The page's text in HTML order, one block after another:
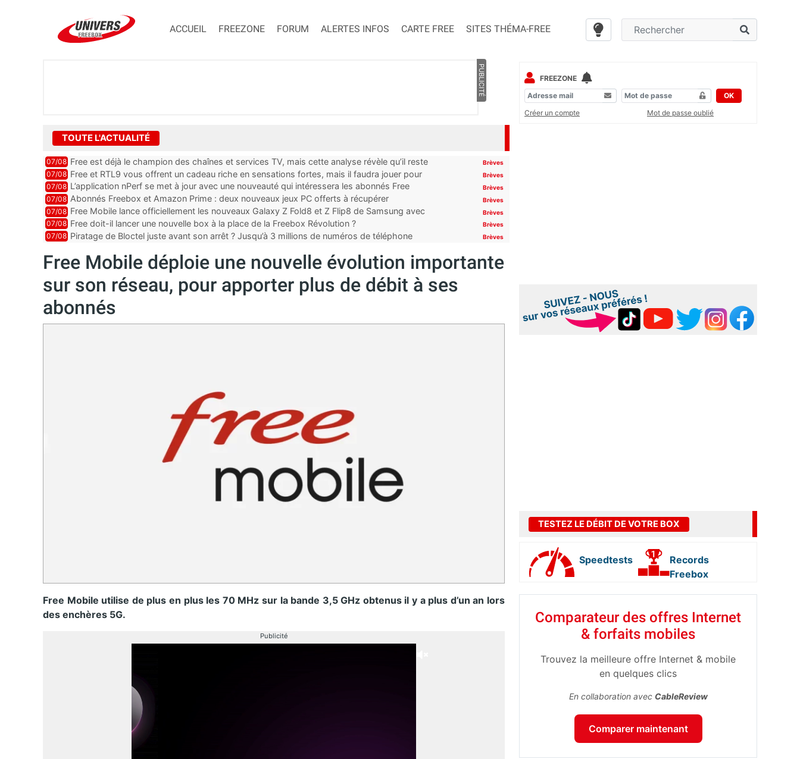
ACCUEIL FREEZONE FORUM ALERTES INFOS CARTE FREE SITES THÉMA-FREE
PUBLICITÉ
TOUTE L'ACTUALITÉ
07/08 Free est déjà le champion des chaînes et services TV, mais cette analyse révèle qu’il reste
encore au moin...
Brèves
07/08 Free et RTL9 vous offrent un cadeau riche en sensations fortes, mais il faudra jouer pour
l’obtenir
Brèves
07/08 L’application nPerf se met à jour avec une nouveauté qui intéressera les abonnés Free
Mobile, Orange, SFR ...
Brèves
07/08 Abonnés Freebox et Amazon Prime : deux nouveaux jeux PC offerts à récupérer Brèves
07/08 Free Mobile lance officiellement les nouveaux Galaxy Z Fold8 et Z Flip8 de Samsung avec
des promos et des cadeaux
Brèves
07/08 Free doit-il lancer une nouvelle box à la place de la Freebox Révolution ? Brèves
07/08 Piratage de Bloctel juste avant son arrêt ? Jusqu’à 3 millions de numéros de téléphone
Brèves
Free Mobile déploie une nouvelle évolution importante
sur son réseau, pour apporter plus de débit à ses
abonnés
Free Mobile utilise de plus en plusles 70 MHz sur la bande 3,5 GHz obtenus il y a plus d’un an lors
des enchères 5G.
Publicité
FREEZONE
OK
Créer un compte
Mot de passe oublié
TESTEZ LE DÉBIT DE VOTRE BOX
Speedtests
Records
Freebox
Comparateur des offres Internet
& forfaits mobiles
Trouvez la meilleure offre Internet & mobile
en quelques clics
En collaboration avec CableReview
Comparer maintenant